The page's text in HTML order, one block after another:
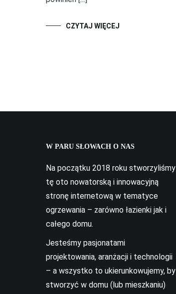
CZYTAJ WIĘCEJ
W PARU SŁOWACH O NAS
Na początku 2018 roku stworzyliśmy
tę oto nowatorską i innowacyjną
stronę internetową w tematyce
ogrzewania – zarówno łazienki jak i
całego domu.
Jesteśmy pasjonatami
projektowania, aranżacji i technologii
– a wszystko to ukierunkowujemy, by
stworzyć w domu (lub mieszkaniu)